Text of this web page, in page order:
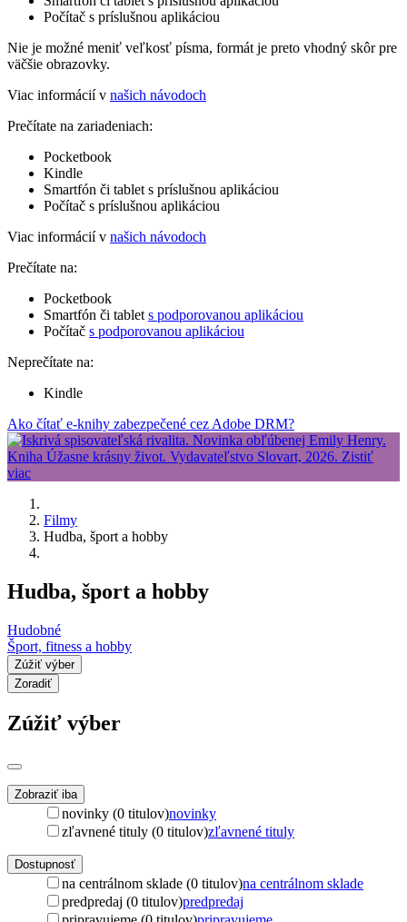
Počítač s príslušnou aplikáciou
Nie je možné meniť veľkosť písma, formát je preto vhodný skôr pre
väčšie obrazovky.
Viac informácií v našich návodoch
Prečítate na zariadeniach:
Pocketbook
Kindle
Smartfón či tablet s príslušnou aplikáciou
Počítač s príslušnou aplikáciou
Viac informácií v našich návodoch
Prečítate na:
Pocketbook
Smartfón či tablet s podporovanou aplikáciou
Počítač s podporovanou aplikáciou
Neprečítate na:
Kindle
Ako čítať e-knihy zabezpečené cez Adobe DRM?
Filmy
Hudba, šport a hobby
Hudba, šport a hobby
Hudobné
Šport, fitness a hobby
Zúžiť výber
Zoradiť
Zúžiť výber
Zobraziť iba
novinky (0 titulov)novinky
zľavnené tituly (0 titulov)zľavnené tituly
Dostupnosť
na centrálnom sklade (0 titulov)na centrálnom sklade
predpredaj (0 titulov)predpredaj